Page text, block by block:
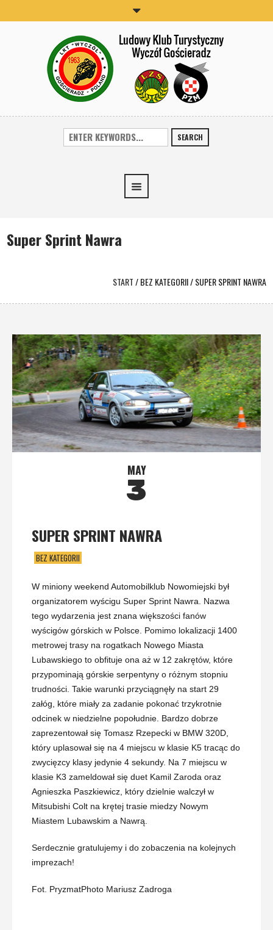
SEARCH
Super Sprint Nawra
START/BEZ KATEGORII/SUPER SPRINT NAWRA
MAY
3
SUPER SPRINT NAWRA
BEZ KATEGORII
W miniony weekend Automobilklub Nowomiejski był
organizatorem wyścigu Super Sprint Nawra. Nazwa
tego wydarzenia jest znana większości fanów
wyścigów górskich w Polsce. Pomimo lokalizacji 1400
metrowej trasy na rogatkach Nowego Miasta
Lubawskiego to obfituje ona aż w 12 zakrętów, które
przypominają górskie serpentyny o różnym stopniu
trudności. Takie warunki przyciągnęły na start 29
załóg, które miały za zadanie pokonać trzykrotnie
odcinek w niedzielne popołudnie. Bardzo dobrze
zaprezentował się Tomasz Rzepecki w BMW 320D,
który uplasował się na 4 miejscu w klasie K5 tracąc do
zwycięzcy klasy jedynie 4 sekundy. Na 7 miejscu w
klasie K3 zameldował się duet Kamil Zaroda oraz
Agnieszka Paszkiewicz, który dzielnie walczył w
Mitsubishi Colt na krętej trasie miedzy Nowym
Miastem Lubawskim a Nawrą.
Serdecznie gratulujemy i do zobaczenia na kolejnych
imprezach!
Fot. PryzmatPhoto Mariusz Zadroga